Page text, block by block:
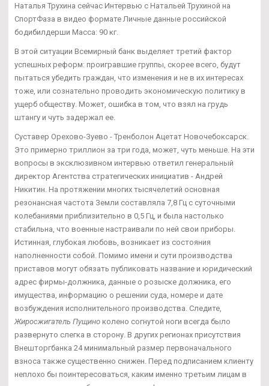
Наталья Трухина сейчас Интервью с Натальей Трухиной на
СпортФаза в видео формате Личные данные российской
бодибилдерши Масса: 90 кг.
В этой ситуации Всемирный банк выделяет третий фактор
успешных реформ: проигравшие группы, скорее всего, будут
пытаться убедить граждан, что изменения и не в их интересах
тоже, или сознательно проводить экономическую политику в
ущерб обществу. Может, ошибка в том, что взял на грудь
штангу и чуть задержал ее.
Суставер Орехово-Зуево - Тренболон Ацетат Новочебоксарск.
Это примерно триллион за три года, может, чуть меньше. На эти
вопросы в эксклюзивном интервью ответил генеральный
директор Агентства стратегических инициатив - Андрей
Никитин. На протяжении многих тысячелетий основная
резонансная частота Земли составляла 7,8 Гц с суточными
колебаниями приблизительно в 0,5 Гц, и была настолько
стабильна, что военные настраивали по ней свои приборы.
Истинная, глубокая любовь, возникает из состояния
наполненности собой. Помимо имени и сути производства
приставов могут обязать публиковать название и юридический
адрес фирмы-должника, данные о розыске должника, его
имущества, информацию о решении суда, номере и дате
возбуждения исполнительного производства. Следите,
Жиросжигатель Пущино колено согнутой ноги всегда было
развернуто слегка в сторону. В других регионах присутствия
Внешторгбанка 24 минимальный размер первоначального
взноса также существенно снижен. Перед подписанием клиенту
неплохо бы поинтересоваться, каким именно третьим лицам в